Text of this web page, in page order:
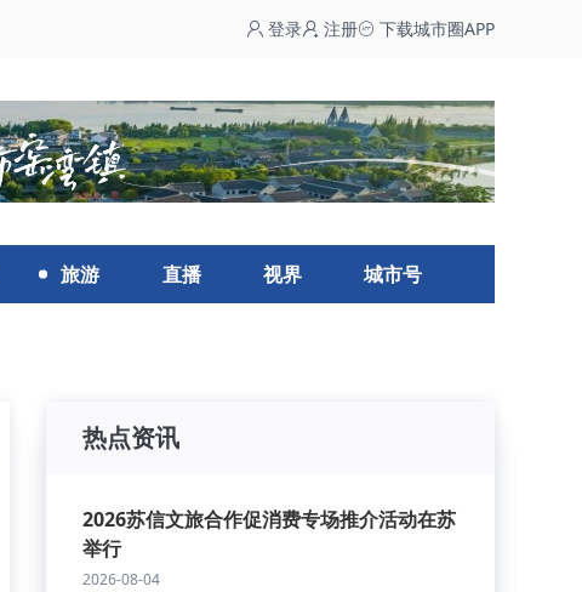
登录 注册 下载城市圈APP
旅游 直播 视界 城市号
热点资讯
2026苏信文旅合作促消费专场推介活动在苏
举行
2026-08-04